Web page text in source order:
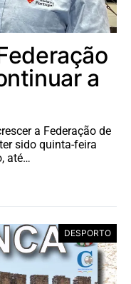
a
a Federação de
sido quinta-feira
até…
DESPORTO